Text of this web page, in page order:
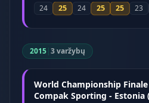
24 25 24 25 25 23
2015|3 varžybų
World Championship
Compak Sporting - Estonia